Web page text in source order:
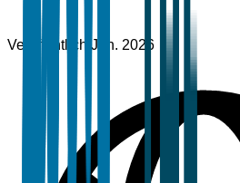
Veröffentlicht Jan. 2026